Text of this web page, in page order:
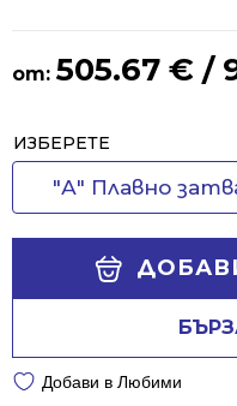
от: 505.67 € /
ИЗБЕРЕТЕ
"А" Плавно
Alternative:
Добави в Любими